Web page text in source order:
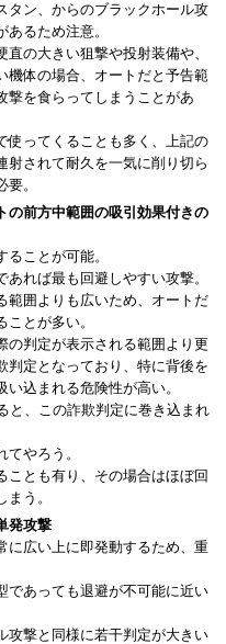
タン、からのブラックホール攻
るため注意。
の大きい狙撃や投射装備や、
機体の場合、オートだと予告範
撃を食らってしまうことがあ
使ってくることも多く、上記の
射されて耐久を一気に削り切ら
。
の前方中範囲の吸引効果付きの
ことが可能。
れば最も回避しやすい攻撃。
範囲よりも広いため、オートだ
とが多い。
の判定が表示される範囲より更
判定となっており、特に背後を
込まれる危険性が高い。
と、この詐欺判定に巻き込まれ
やろう。
ことも有り、その場合はほぼ回
う。
発攻撃
に広い上に即発動するため、重
であっても退避が不可能に近い
攻撃と同様に若干判定が大きい